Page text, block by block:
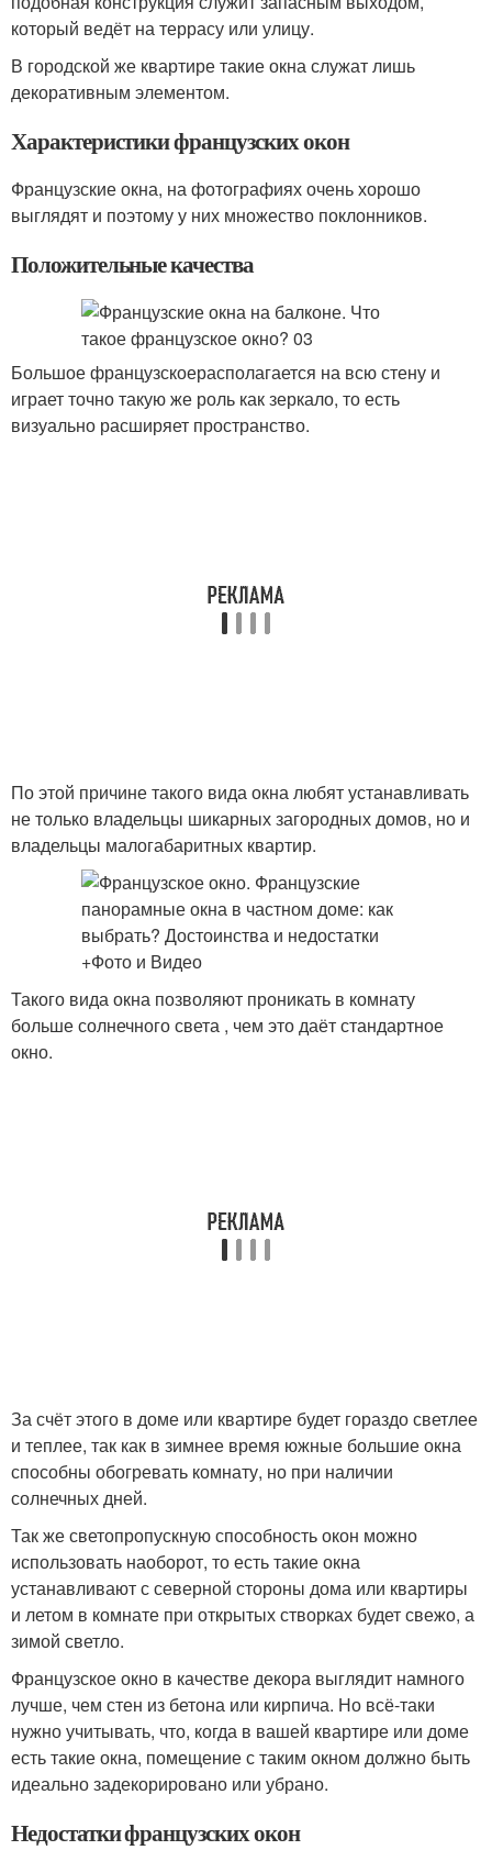
который ведёт на террасу или улицу.
В городской же квартире такие окна служат лишь
декоративным элементом.
Характеристики французских окон
Французские окна, на фотографиях очень хорошо
выглядят и поэтому у них множество поклонников.
Положительные качества
Большое французскоерасполагается на всю стену и
играет точно такую же роль как зеркало, то есть
визуально расширяет пространство.
По этой причине такого вида окна любят устанавливать
не только владельцы шикарных загородных домов, но и
владельцы малогабаритных квартир.
Такого вида окна позволяют проникать в комнату
больше солнечного света , чем это даёт стандартное
окно.
За счёт этого в доме или квартире будет гораздо светлее
и теплее, так как в зимнее время южные большие окна
способны обогревать комнату, но при наличии
солнечных дней.
Так же светопропускную способность окон можно
использовать наоборот, то есть такие окна
устанавливают с северной стороны дома или квартиры
и летом в комнате при открытых створках будет свежо, а
зимой светло.
Французское окно в качестве декора выглядит намного
лучше, чем стен из бетона или кирпича. Но всё-таки
нужно учитывать, что, когда в вашей квартире или доме
есть такие окна, помещение с таким окном должно быть
идеально задекорировано или убрано.
Недостатки французских окон